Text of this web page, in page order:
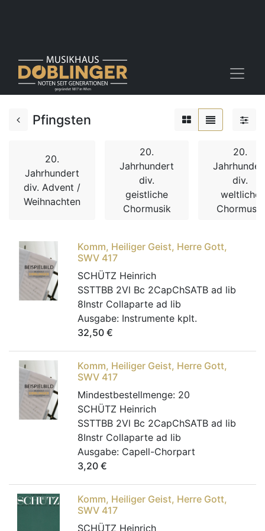
Pfingsten
20.
Jahrhundert
div. Advent /
Weihnachten
20.
Jahrhundert
div.
geistliche
Chormusik
20.
div.
weltliche
Chormusik
Komm, Heiliger Geist, Herre Gott,
SWV 417
SCHÜTZ Heinrich
SSTTBB 2Vl Bc 2CapChSATB ad lib
8Instr Collaparte ad lib
Ausgabe: Instrumente kplt.
32,50 €
Komm, Heiliger Geist, Herre Gott,
SWV 417
Mindestbestellmenge: 20
SCHÜTZ Heinrich
SSTTBB 2Vl Bc 2CapChSATB ad lib
8Instr Collaparte ad lib
Ausgabe: Capell-Chorpart
3,20 €
Komm, Heiliger Geist, Herre Gott,
SWV 417
SCHÜTZ Heinrich